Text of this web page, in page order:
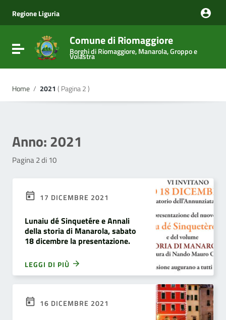
Vai al menu di navigazione
Vai al footer
Regione Liguria
Attiva / disattiva la navigazione
Comune di Riomaggiore
Borghi di Riomaggiore, Manarola, Groppo e
Volastra
Home / 2021 ( Pagina 2 )
Anno:2021
Pagina 2 di 10
17 DICEMBRE 2021
Lunaiu dé Sinquetére e Annali
della storia di Manarola, sabato
18 dicembre la presentazione.
LEGGI DI PIÙ
16 DICEMBRE 2021